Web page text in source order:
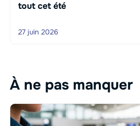
tout cet été
27 juin 2026
À ne pas manquer